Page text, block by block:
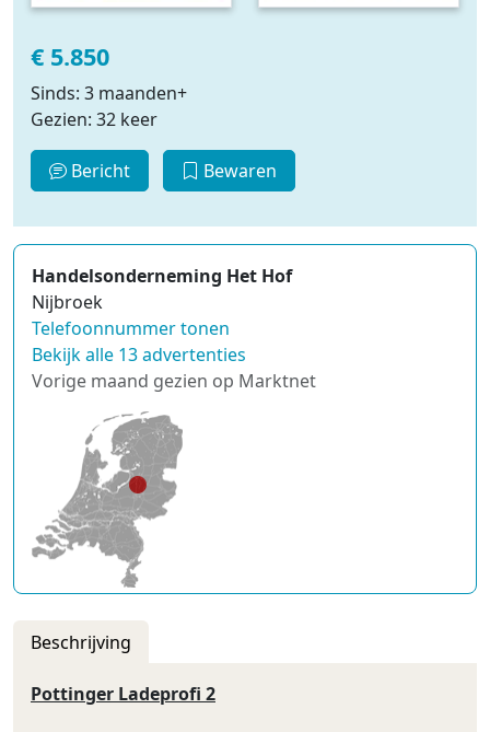
€ 5.850
Sinds: 3 maanden+
Gezien: 32 keer
Bericht Bewaren
Handelsonderneming Het Hof
Nijbroek
Telefoonnummer tonen
Bekijk alle 13 advertenties
Vorige maand gezien op Marktnet
Beschrijving
Pottinger Ladeprofi 2